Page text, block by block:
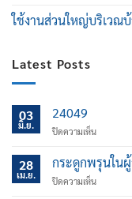
ใช้งานส่วนใหญ่บริเวณ
Latest Posts
03
มิ.ย.
24049
ปิดความเห็นบน
28
เม.ย.
กระดูกพรุนใน
ปิดความเห็นบน